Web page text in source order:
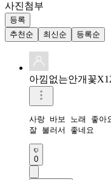
사진첨부
등록
추천순
최신순 등록순
아낌없는안개꽃
사랑 바보 노래 좋아
잘 불러서 좋네요
0